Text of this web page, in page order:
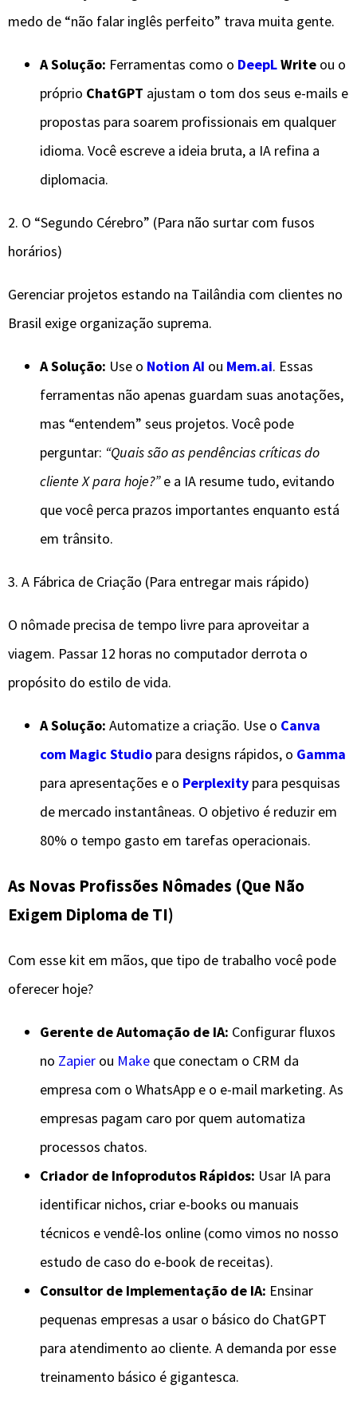
medo de “não falar inglês perfeito” trava muita gente.
A Solução: Ferramentas como o DeepLWrite ou o
próprio ChatGPT ajustam o tom dos seus e-mails e
propostas para soarem profissionais em qualquer
idioma. Você escreve a ideia bruta, a IA refina a
diplomacia.
​2. O “Segundo Cérebro” (Para não surtar com fusos
horários)
​Gerenciar projetos estando na Tailândia com clientes no
Brasil exige organização suprema.
A Solução: Use o Notion AI ou Mem.ai. Essas
ferramentas não apenas guardam suas anotações,
mas “entendem” seus projetos. Você pode
perguntar: “Quais são as pendências críticas do
cliente X para hoje?”e a IA resume tudo, evitando
que você perca prazos importantes enquanto está
em trânsito.
​3. A Fábrica de Criação (Para entregar mais rápido)
​O nômade precisa de tempo livre para aproveitar a
viagem. Passar 12 horas no computador derrota o
propósito do estilo de vida.
A Solução: Automatize a criação. Use o Canva
com Magic Studio para designs rápidos, o Gamma
para apresentações e o Perplexity para pesquisas
de mercado instantâneas. O objetivo é reduzir em
80% o tempo gasto em tarefas operacionais.
​As Novas Profissões Nômades (Que Não
Exigem Diploma de TI)
​Com esse kit em mãos, que tipo de trabalho você pode
oferecer hoje?
Gerente de Automação de IA: Configurar fluxos
no Zapier ou Make que conectam o CRM da
empresa com o WhatsApp e o e-mail marketing. As
empresas pagam caro por quem automatiza
processos chatos.
Criador de Infoprodutos Rápidos: Usar IA para
identificar nichos, criar e-books ou manuais
técnicos e vendê-los online (como vimos no nosso
estudo de caso do e-book de receitas).
Consultor de Implementação de IA: Ensinar
pequenas empresas a usar o básico do ChatGPT
para atendimento ao cliente. A demanda por esse
treinamento básico é gigantesca.